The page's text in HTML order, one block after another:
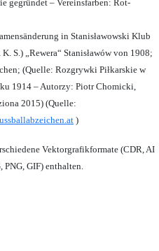
gegründet – Vereinsfarben: Rot-
in Stanisławowski Klub
S.) „Rewera“ Stanisławów von 1908;
(Quelle: Rozgrywki Piłkarskie w
1914 – Autorzy: Piotr Chomicki,
2015) (Quelle:
)
Vektorgrafikformate (CDR, AI
GIF) enthalten.